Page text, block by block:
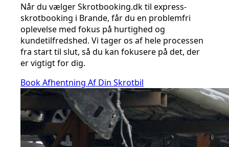
Når du vælger Skrotbooking.dk til express-
skrotbooking i Brande, får du en problemfri
oplevelse med fokus på hurtighed og
kundetilfredshed. Vi tager os af hele processen
fra start til slut, så du kan fokusere på det, der
er vigtigt for dig.
Book Afhentning Af Din Skrotbil